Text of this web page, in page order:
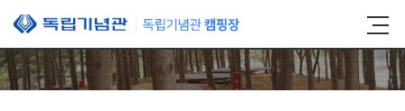
본문 바로가기